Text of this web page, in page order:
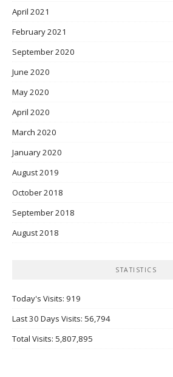
April 2021
February 2021
September 2020
June 2020
May 2020
April 2020
March 2020
January 2020
August 2019
October 2018
September 2018
August 2018
STATISTICS
Today's Visits: 919
Last 30 Days Visits: 56,794
Total Visits: 5,807,895